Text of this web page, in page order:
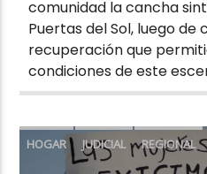
comunidad la cancha
Puertas del Sol, luego de
recuperación que
condiciones de este
HOGAR JUDICIAL REGIONAL